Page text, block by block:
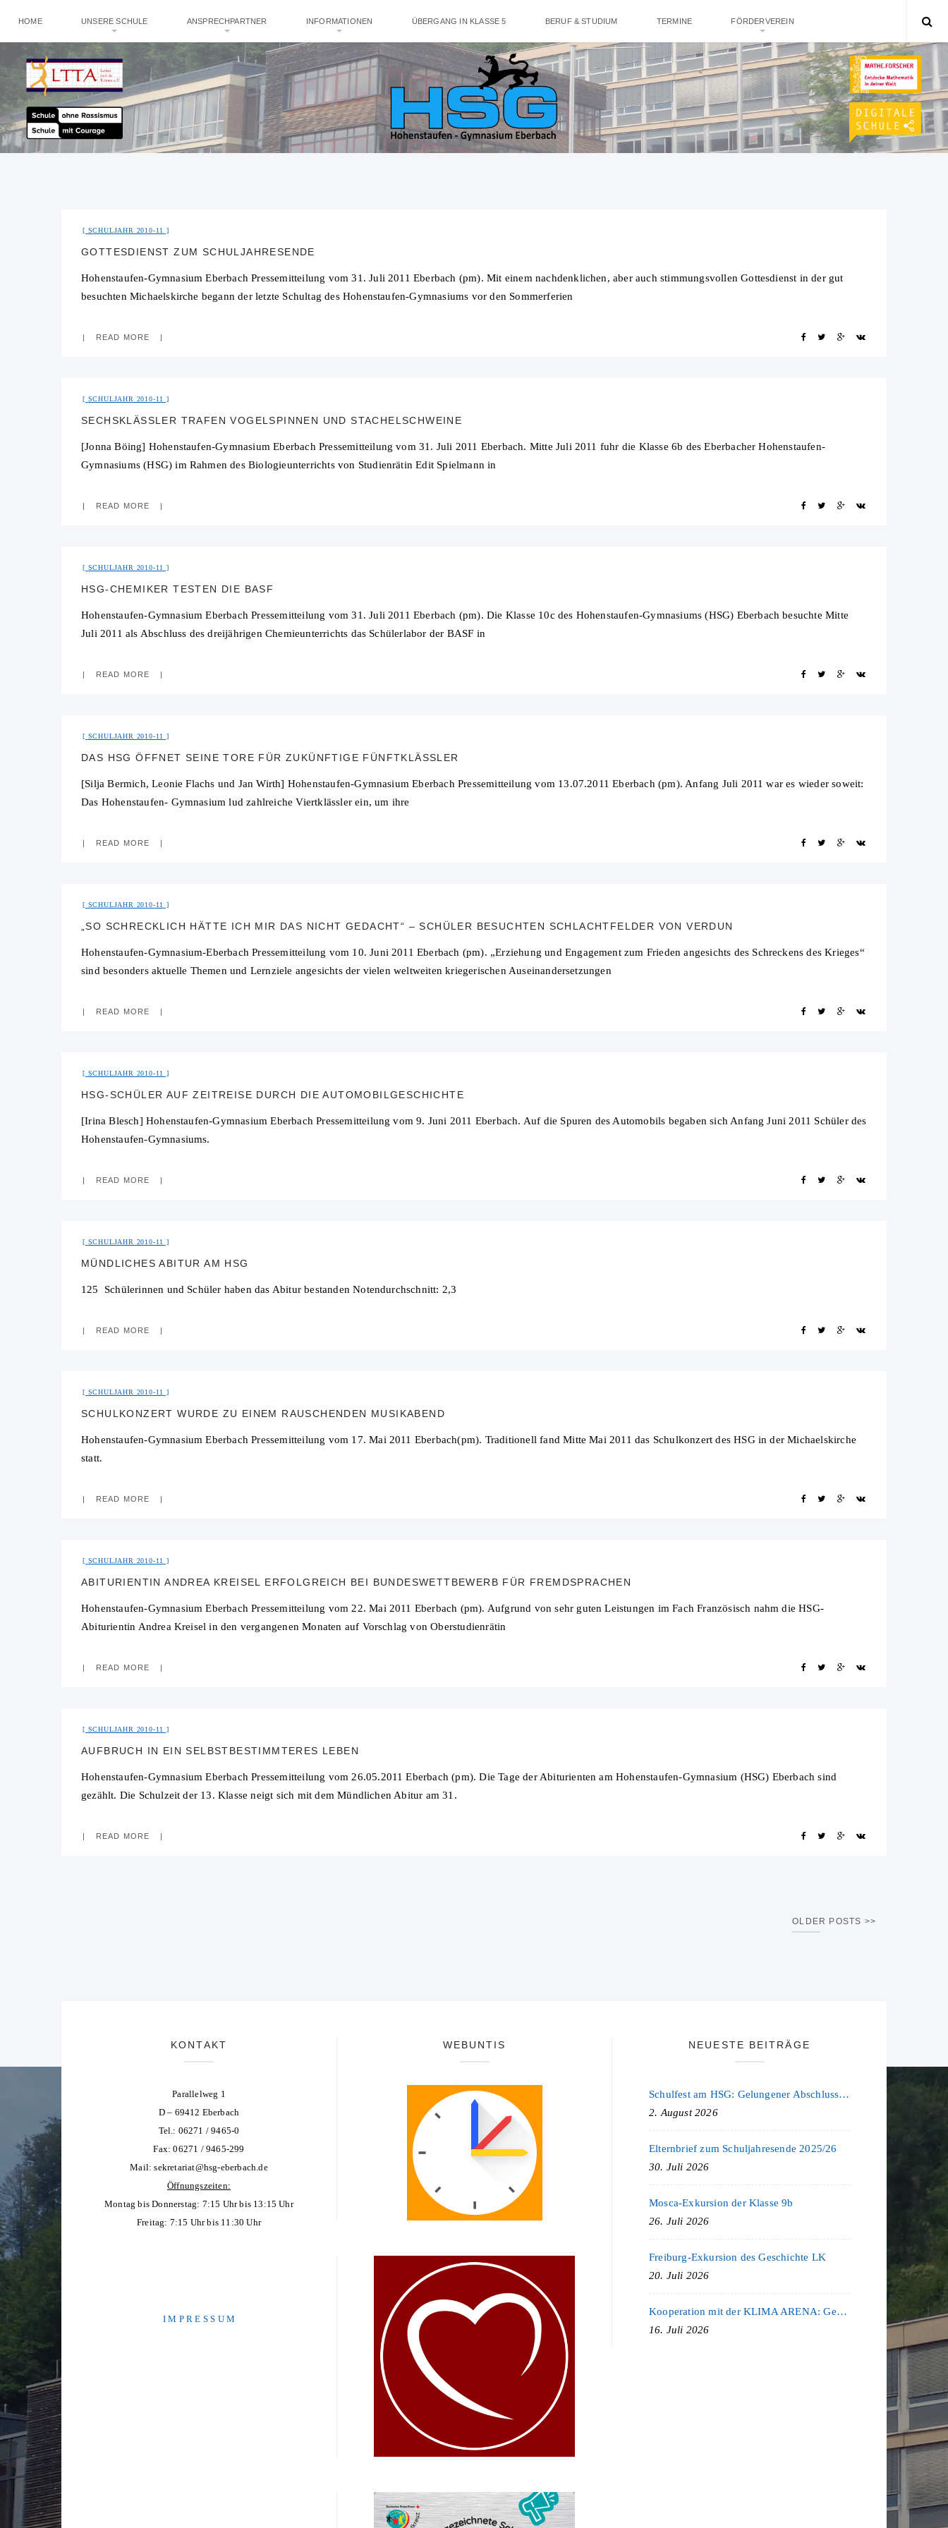
HOME UNSERE SCHULE ANSPRECHPARTNER INFORMATIONEN ÜBERGANG IN KLASSE 5 BERUF & STUDIUM TERMINE FÖRDERVEREIN
SCHULJAHR 2010-11
GOTTESDIENST ZUM SCHULJAHRESENDE
Hohenstaufen-Gymnasium Eberbach Pressemitteilung vom 31. Juli 2011 Eberbach (pm). Mit einem nachdenklichen, aber auch stimmungsvollen Gottesdienst in der gut
besuchten Michaelskirche begann der letzte Schultag des Hohenstaufen-Gymnasiums vor den Sommerferien
READ MORE
SCHULJAHR 2010-11
SECHSKLÄSSLER TRAFEN VOGELSPINNEN UND STACHELSCHWEINE
[Jonna Böing] Hohenstaufen-Gymnasium Eberbach Pressemitteilung vom 31. Juli 2011 Eberbach. Mitte Juli 2011 fuhr die Klasse 6b des Eberbacher Hohenstaufen-
Gymnasiums (HSG) im Rahmen des Biologieunterrichts von Studienrätin Edit Spielmann in
READ MORE
SCHULJAHR 2010-11
HSG-CHEMIKER TESTEN DIE BASF
Hohenstaufen-Gymnasium Eberbach Pressemitteilung vom 31. Juli 2011 Eberbach (pm). Die Klasse 10c des Hohenstaufen-Gymnasiums (HSG) Eberbach besuchte Mitte
Juli 2011 als Abschluss des dreijährigen Chemieunterrichts das Schülerlabor der BASF in
READ MORE
SCHULJAHR 2010-11
DAS HSG ÖFFNET SEINE TORE FÜR ZUKÜNFTIGE FÜNFTKLÄSSLER
[Silja Bermich, Leonie Flachs und Jan Wirth] Hohenstaufen-Gymnasium Eberbach Pressemitteilung vom 13.07.2011 Eberbach (pm). Anfang Juli 2011 war es wieder soweit:
Das Hohenstaufen- Gymnasium lud zahlreiche Viertklässler ein, um ihre
READ MORE
SCHULJAHR 2010-11
„SO SCHRECKLICH HÄTTE ICH MIR DAS NICHT GEDACHT“ – SCHÜLER BESUCHTEN SCHLACHTFELDER VON VERDUN
Hohenstaufen-Gymnasium-Eberbach Pressemitteilung vom 10. Juni 2011 Eberbach (pm). „Erziehung und Engagement zum Frieden angesichts des Schreckens des Krieges“
sind besonders aktuelle Themen und Lernziele angesichts der vielen weltweiten kriegerischen Auseinandersetzungen
READ MORE
SCHULJAHR 2010-11
HSG-SCHÜLER AUF ZEITREISE DURCH DIE AUTOMOBILGESCHICHTE
[Irina Blesch] Hohenstaufen-Gymnasium Eberbach Pressemitteilung vom 9. Juni 2011 Eberbach. Auf die Spuren des Automobils begaben sich Anfang Juni 2011 Schüler des
Hohenstaufen-Gymnasiums.
READ MORE
SCHULJAHR 2010-11
MÜNDLICHES ABITUR AM HSG
125 Schülerinnen und Schüler haben das Abitur bestanden Notendurchschnitt: 2,3
READ MORE
SCHULJAHR 2010-11
SCHULKONZERT WURDE ZU EINEM RAUSCHENDEN MUSIKABEND
Hohenstaufen-Gymnasium Eberbach Pressemitteilung vom 17. Mai 2011 Eberbach(pm). Traditionell fand Mitte Mai 2011 das Schulkonzert des HSG in der Michaelskirche
statt.
READ MORE
SCHULJAHR 2010-11
ABITURIENTIN ANDREA KREISEL ERFOLGREICH BEI BUNDESWETTBEWERB FÜR FREMDSPRACHEN
Hohenstaufen-Gymnasium Eberbach Pressemitteilung vom 22. Mai 2011 Eberbach (pm). Aufgrund von sehr guten Leistungen im Fach Französisch nahm die HSG-
Abiturientin Andrea Kreisel in den vergangenen Monaten auf Vorschlag von Oberstudienrätin
READ MORE
SCHULJAHR 2010-11
AUFBRUCH IN EIN SELBSTBESTIMMTERES LEBEN
Hohenstaufen-Gymnasium Eberbach Pressemitteilung vom 26.05.2011 Eberbach (pm). Die Tage der Abiturienten am Hohenstaufen-Gymnasium (HSG) Eberbach sind
gezählt. Die Schulzeit der 13. Klasse neigt sich mit dem Mündlichen Abitur am 31.
READ MORE
OLDER POSTS
KONTAKT
Parallelweg 1
D – 69412 Eberbach
Tel.: 06271 / 9465-0
Fax: 06271 / 9465-299
Mail:sekretariat@hsg-eberbach.de
Öffnungszeiten:
Montag bis Donnerstag: 7:15 Uhr bis 13:15 Uhr
Freitag: 7:15 Uhr bis 11:30 Uhr
I M P R E S S U M
WEBUNTIS NEUESTE BEITRÄGE
Schulfest am HSG: Gelungener Abschluss eines ereignisreichen Schuljahres
2. August 2026
Elternbrief zum Schuljahresende 2025/26
30. Juli 2026
Mosca-Exkursion der Klasse 9b
26. Juli 2026
Freiburg-Exkursion des Geschichte LK
20. Juli 2026
Kooperation mit der KLIMA ARENA: Gemeinsam für Nachhaltigkeit und Klimaschutz
16. Juli 2026